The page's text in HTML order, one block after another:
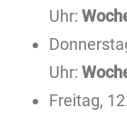
Uhr:
Uhr:
Freitag,